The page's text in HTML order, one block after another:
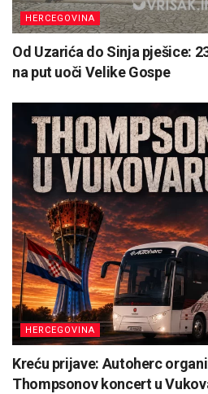
HERCEGOVINA
Od Uzarića do Sinja pješice:
na put uoči Velike Gospe
HERCEGOVINA
Kreću prijave: Autoherc
Thompsonov koncert u